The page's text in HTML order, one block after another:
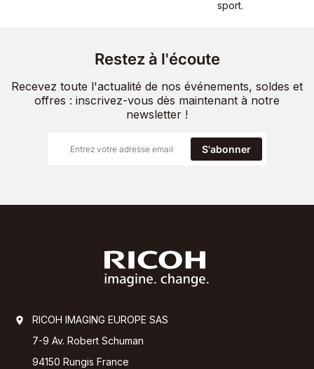
sport.
Restez à l'écoute
Recevez toute l'actualité de nos événements, soldes et
offres : inscrivez-vous dès maintenant à notre
newsletter !
S'abonner
RICOH IMAGING EUROPE SAS
7-9 Av. Robert Schuman
94150 Rungis France